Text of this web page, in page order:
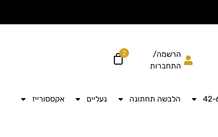
הרשמה/
התחברות
2
הלבשה תחתונה נעליים אקססורייז